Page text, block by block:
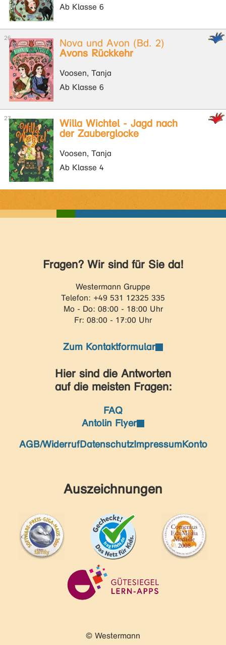
Ab Klasse 6
Nova und Avon (Bd. 2)
Avons Rückkehr
Voosen, Tanja
Ab Klasse 6
Willa Wichtel - Jagd nach
der Zauberglocke
Voosen, Tanja
Ab Klasse 4